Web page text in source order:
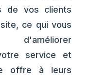
de vos clients
ce qui vous
service et
offre à leurs